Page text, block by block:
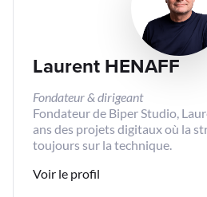
Laurent HENAFF
Fondateur & dirigeant
Fondateur de Biper Studio,
ans des projets digitaux où la
toujours sur la technique.
Voir le profil